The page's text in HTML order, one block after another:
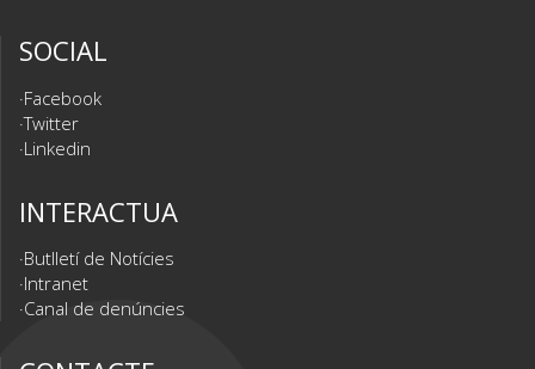
SOCIAL
Facebook
Twitter
Linkedin
INTERACTUA
Butlletí de Notícies
Intranet
Canal de denúncies